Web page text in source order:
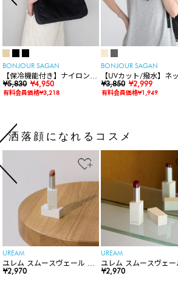
BONJOUR SAGAN
【保冷機能付き】ナイロンシ
ョルダーバッグ
¥5,830 ¥4,950
有料会員価格¥3,218
BONJOUR SAGAN
【UVカット/撥水】ネ
バー付きワイドリムハッ
¥3,850 ¥2,999
有料会員価格¥1,949
洒落顔になれるコスメ
UREAM
ユレム スムースヴェール リ
ップスティック
¥2,970
UREAM
ユレム スムースヴェー
ップスティック
¥2,970